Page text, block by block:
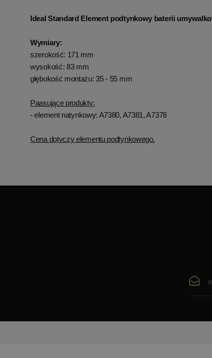
Ideal Standard Element podtynkowy baterii
Wymiary:
szerokość: 171 mm
wysokość: 83 mm
głębokość montażu: 35 - 55 mm
Paasujące produkty:
- element natynkowy: A7380, A7381, A7378
Cena dotyczy elementu podtynkowego.